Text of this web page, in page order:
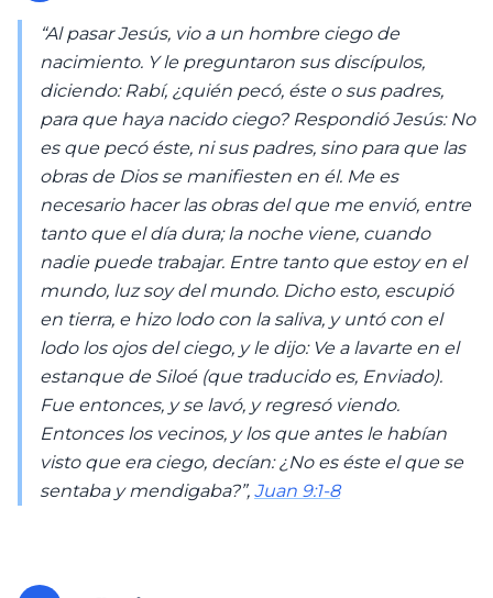
“Al pasar Jesús, vio a un hombre ciego de
nacimiento. Y le preguntaron sus discípulos,
diciendo: Rabí, ¿quién pecó, éste o sus padres,
para que haya nacido ciego? Respondió Jesús: No
es que pecó éste, ni sus padres, sino para que las
obras de Dios se manifiesten en él. Me es
necesario hacer las obras del que me envió, entre
tanto que el día dura; la noche viene, cuando
nadie puede trabajar. Entre tanto que estoy en el
mundo, luz soy del mundo. Dicho esto, escupió
en tierra, e hizo lodo con la saliva, y untó con el
lodo los ojos del ciego, y le dijo: Ve a lavarte en el
estanque de Siloé (que traducido es, Enviado).
Fue entonces, y se lavó, y regresó viendo.
Entonces los vecinos, y los que antes le habían
visto que era ciego, decían: ¿No es éste el que se
sentaba y mendigaba?”, Juan 9:1-8